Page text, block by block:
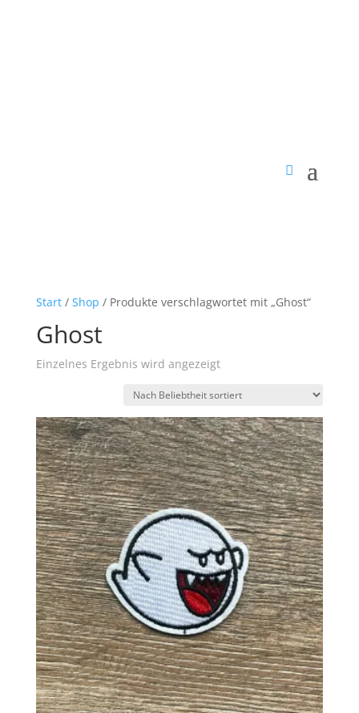
Start/ Shop / Produkte verschlagwortet mit „Ghost“
Ghost
Einzelnes Ergebnis wird angezeigt